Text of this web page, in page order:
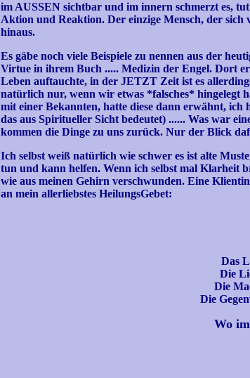
im AUSSEN sichtbar und im innern schmerzt es,
Aktion und Reaktion. Der einzige Mensch, der
hinaus.
Es gäbe noch viele Beispiele zu nennen aus der
Virtue in ihrem Buch ..... Medizin der Engel. Dort
Leben auftauchte, in der JETZT Zeit ist es
natürlich nur, wenn wir etwas *falsches* hingelegt
mit einer Bekannten, hatte diese dann erwähnt,
das aus Spiritueller Sicht bedeutet) ...... Was war
kommen die Dinge zu uns zurück. Nur der Blick
Ich selbst weiß natürlich wie schwer es ist alte
tun und kann helfen. Wenn ich selbst mal Klarheit
wie aus meinen Gehirn verschwunden. Eine
an mein allerliebstes HeilungsGebet:
Das
Die
Die
Die
Wo